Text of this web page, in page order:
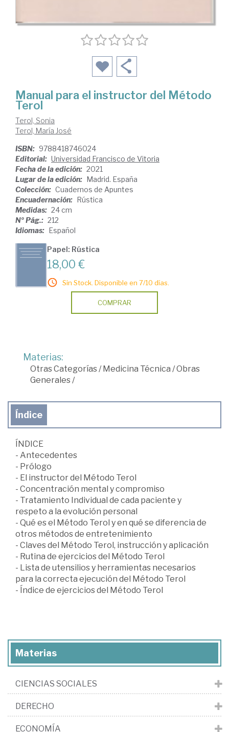
Manual para el instructor del Método
Terol
Terol, Sonia
Terol, María José
ISBN: 9788418746024
Editorial: Universidad Francisco de Vitoria
Fecha de la edición: 2021
Lugar de la edición: Madrid. España
Colección: Cuadernos de Apuntes
Encuadernación: Rústica
Medidas: 24 cm
Nº Pág.: 212
Idiomas: Español
Papel: Rústica
18,00 €
Sin Stock. Disponible en 7/10 días.
COMPRAR
Materias:
Otras Categorías/Medicina Técnica /Obras
Generales/
Índice
ÍNDICE
- Antecedentes
- Prólogo
- El instructor del Método Terol
- Concentración mental y compromiso
- Tratamiento Individual de cada paciente y
respeto a la evolución personal
- Qué es el Método Terol y en qué se diferencia de
otros métodos de entretenimiento
- Claves del Método Terol, instrucción y aplicación
- Rutina de ejercicios del Método Terol
- Lista de utensilios y herramientas necesarios
para la correcta ejecución del Método Terol
- Índice de ejercicios del Método Terol
Materias
CIENCIAS SOCIALES
DERECHO
ECONOMÍA